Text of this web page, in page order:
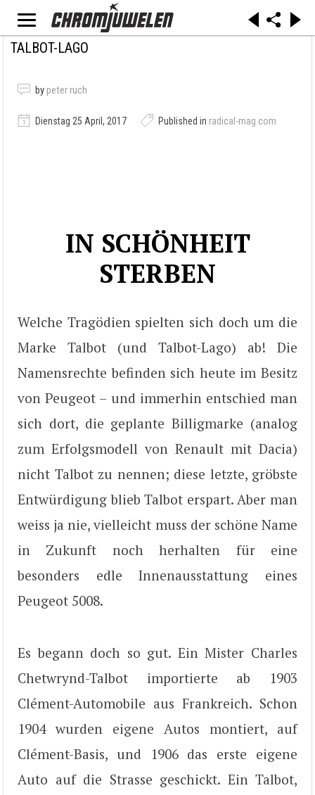
TALBOT-LAGO
by peter ruch
Dienstag 25 April, 2017 Published in radical-mag.com
IN SCHÖNHEIT
STERBEN
Welche Tragödien spielten sich doch um die
Marke Talbot (und Talbot-Lago) ab! Die
Namensrechte befinden sich heute im Besitz
von Peugeot – und immerhin entschied man
sich dort, die geplante Billigmarke (analog
zum Erfolgsmodell von Renault mit Dacia)
nicht Talbot zu nennen; diese letzte, gröbste
Entwürdigung blieb Talbot erspart. Aber man
weiss ja nie, vielleicht muss der schöne Name
in Zukunft noch herhalten für eine
besonders edle Innenausstattung eines
Peugeot 5008.
Es begann doch so gut. Ein Mister Charles
Chetwrynd-Talbot importierte ab 1903
Clément-Automobile aus Frankreich. Schon
1904 wurden eigene Autos montiert, auf
Clément-Basis, und 1906 das erste eigene
Auto auf die Strasse geschickt. Ein Talbot,